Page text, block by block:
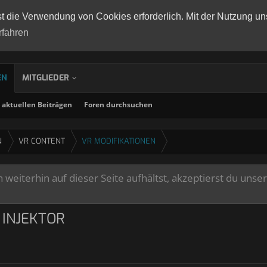
Verwendung von Cookies erforderlich. Mit der Nutzung
Beiträgen Foren durchsuchen
MITGLIEDER
VR CONTENT VR MODIFIKATIONEN
auf dieser Seite aufhältst, akzeptierst du